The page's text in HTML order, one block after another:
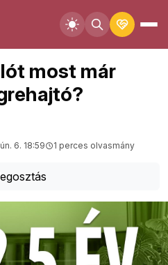
most már
6. 18:59 1 perces olvasmány